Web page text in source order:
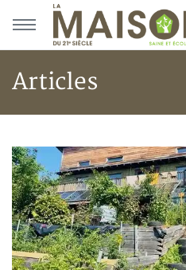
Aller au menu principal
Aller au contenu principal
Articles
Articles